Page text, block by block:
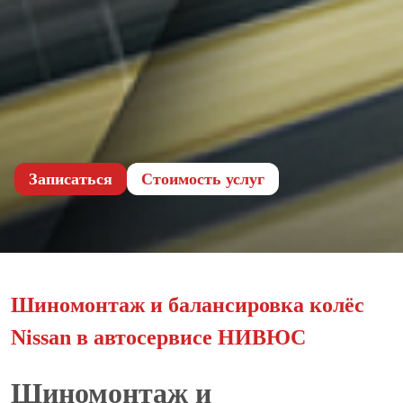
Записаться Cтоимость услуг
Шиномонтаж и балансировка колёс
Nissan в автосервисе НИВЮС
Шиномонтаж и